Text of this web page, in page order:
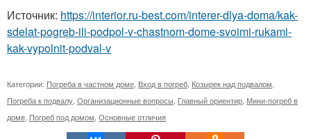
Источник: https://interior.ru-best.com/interer-dlya-doma/kak-
sdelat-pogreb-ili-podpol-v-chastnom-dome-svoimi-rukami-
kak-vypolnit-podval-v
Категории: Погреба в частном доме Вход в погреб Козырек над подвалом
Погреба к подвалу Организационные вопросы Главный ориентир Мини-погреб в
доме Погреб под домом Основные отличия